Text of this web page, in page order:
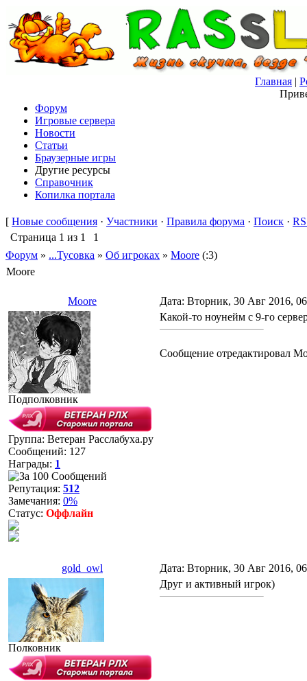
Главная |
Форум
Игровые сервера
Новости
Статьи
Браузерные игры
Другие ресурсы
Справочник
Копилка портала
[ Новые сообщения · Участники · Правила форума · Поиск ·
Страница 1 из 1
1
Форум » ...Тусовка » Об игроках » Moore (:3)
Moore
Moore Дата: Вторник, 30 Авг 2016,
Подполковник
Группа: Ветеран Расслабуха.ру
Сообщений: 127
Награды: 1
Репутация: 512
Замечания: 0%
Статус: Оффлайн
Какой-то ноунейм с 9-го
Сообщение отредактировал
gold_owl Дата: Вторник, 30 Авг 2016,
Полковник
Друг и активный игрок)